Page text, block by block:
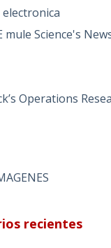
electronica
mule Science's
Operations
recientes